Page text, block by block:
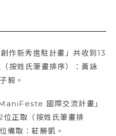
作新秀進駐計畫」共收到13
按姓氏筆畫排序）：黃詠
毅。
國際交流計畫」
正取（按姓氏筆畫排
備取：莊勝凱。